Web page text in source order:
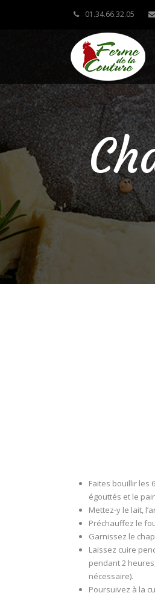
01.34.66.32.05
Faites bouillir les
égouttés et le
Mettez-y le lait,
Préchauffez le
Garnissez le
Laissez cuire
pendant 2
nécessaire).
Poursuivez à la